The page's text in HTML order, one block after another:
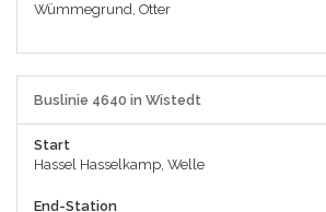
Wümmegrund, Otter
Buslinie 4640 in Wistedt
Start
Hassel Hasselkamp, Welle
End-Station